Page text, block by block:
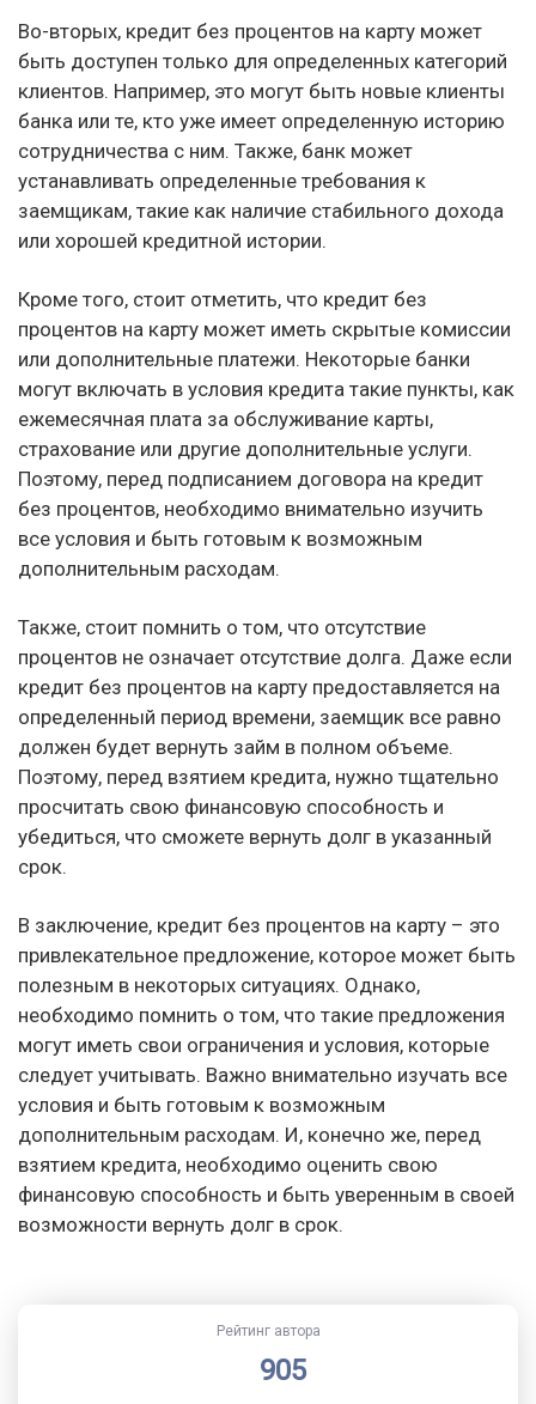
Во-вторых, кредит без процентов на карту может
быть доступен только для определенных категорий
клиентов. Например, это могут быть новые клиенты
банка или те, кто уже имеет определенную историю
сотрудничества с ним. Также, банк может
устанавливать определенные требования к
заемщикам, такие как наличие стабильного дохода
или хорошей кредитной истории.
Кроме того, стоит отметить, что кредит без
процентов на карту может иметь скрытые комиссии
или дополнительные платежи. Некоторые банки
могут включать в условия кредита такие пункты, как
ежемесячная плата за обслуживание карты,
страхование или другие дополнительные услуги.
Поэтому, перед подписанием договора на кредит
без процентов, необходимо внимательно изучить
все условия и быть готовым к возможным
дополнительным расходам.
Также, стоит помнить о том, что отсутствие
процентов не означает отсутствие долга. Даже если
кредит без процентов на карту предоставляется на
определенный период времени, заемщик все равно
должен будет вернуть займ в полном объеме.
Поэтому, перед взятием кредита, нужно тщательно
просчитать свою финансовую способность и
убедиться, что сможете вернуть долг в указанный
срок.
В заключение, кредит без процентов на карту – это
привлекательное предложение, которое может быть
полезным в некоторых ситуациях. Однако,
необходимо помнить о том, что такие предложения
могут иметь свои ограничения и условия, которые
следует учитывать. Важно внимательно изучать все
условия и быть готовым к возможным
дополнительным расходам. И, конечно же, перед
взятием кредита, необходимо оценить свою
финансовую способность и быть уверенным в своей
возможности вернуть долг в срок.
Рейтинг автора
905